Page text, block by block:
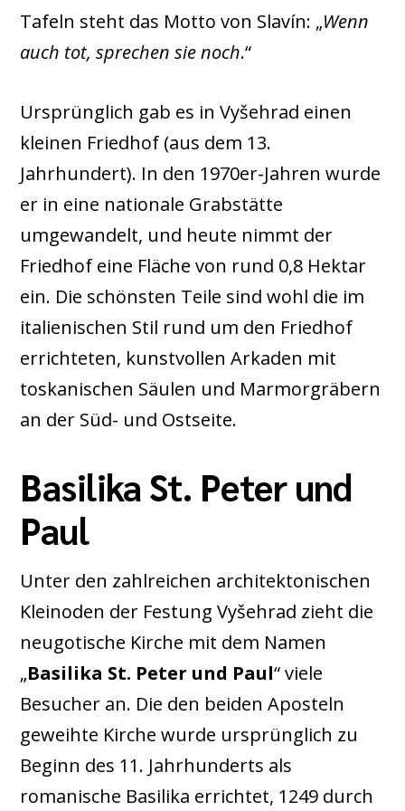
Tafeln steht das Motto von Slavín: „Wenn
auch tot, sprechen sie noch.“
Ursprünglich gab es in Vyšehrad einen
kleinen Friedhof (aus dem 13.
Jahrhundert). In den 1970er-Jahren wurde
er in eine nationale Grabstätte
umgewandelt, und heute nimmt der
Friedhof eine Fläche von rund 0,8 Hektar
ein. Die schönsten Teile sind wohl die im
italienischen Stil rund um den Friedhof
errichteten, kunstvollen Arkaden mit
toskanischen Säulen und Marmorgräbern
an der Süd- und Ostseite.
Basilika St. Peter und
Paul
Unter den zahlreichen architektonischen
Kleinoden der Festung Vyšehrad zieht die
neugotische Kirche mit dem Namen
„Basilika St. Peter und Paul“ viele
Besucher an. Die den beiden Aposteln
geweihte Kirche wurde ursprünglich zu
Beginn des 11. Jahrhunderts als
romanische Basilika errichtet, 1249 durch